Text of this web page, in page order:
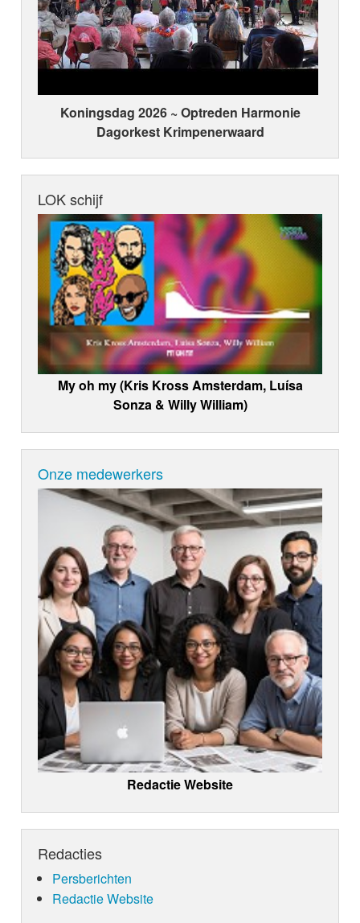
Koningsdag 2026 ~ Optreden Harmonie
Dagorkest Krimpenerwaard
LOK schijf
My oh my (Kris Kross Amsterdam, Luísa
Sonza & Willy William)
Onze medewerkers
Redactie Website
Redacties
Persberichten
Redactie Website